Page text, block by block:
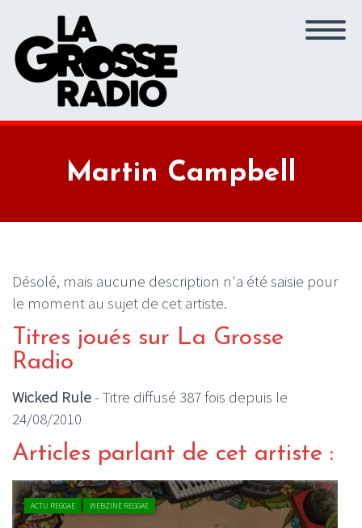
Martin Campbell
Désolé, mais aucune description n'a été saisie pour
le moment au sujet de cet artiste.
Titres joués sur La Grosse
Radio
Wicked Rule- Titre diffusé 387 fois depuis le
24/08/2010
Articles parlant de cet artiste :
ACTU REGGAE WEBZINE REGGAE